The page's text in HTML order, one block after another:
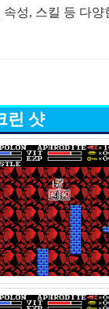
속성, 스킬 등 다
린 샷